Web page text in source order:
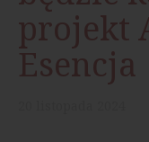
projekt
Esencja